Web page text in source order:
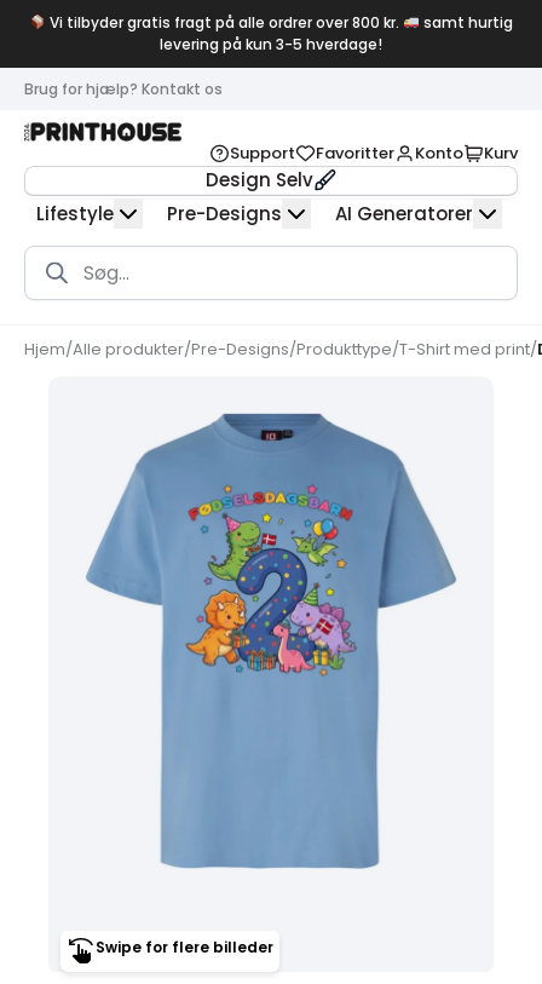
Vi tilbyder gratis fragt på alle ordrer over 800 kr.
samt hurtig
levering på kun 3-5 hverdage!
Brug for hjælp? Kontakt os
Support Favoritter Konto Kurv
Design Selv
Lifestyle
Pre-Designs AI Generatorer
Products
search
Hjem/Alle produkter/Pre-Designs/Produkttype/T-Shirt med print/
Swipe for flere billeder